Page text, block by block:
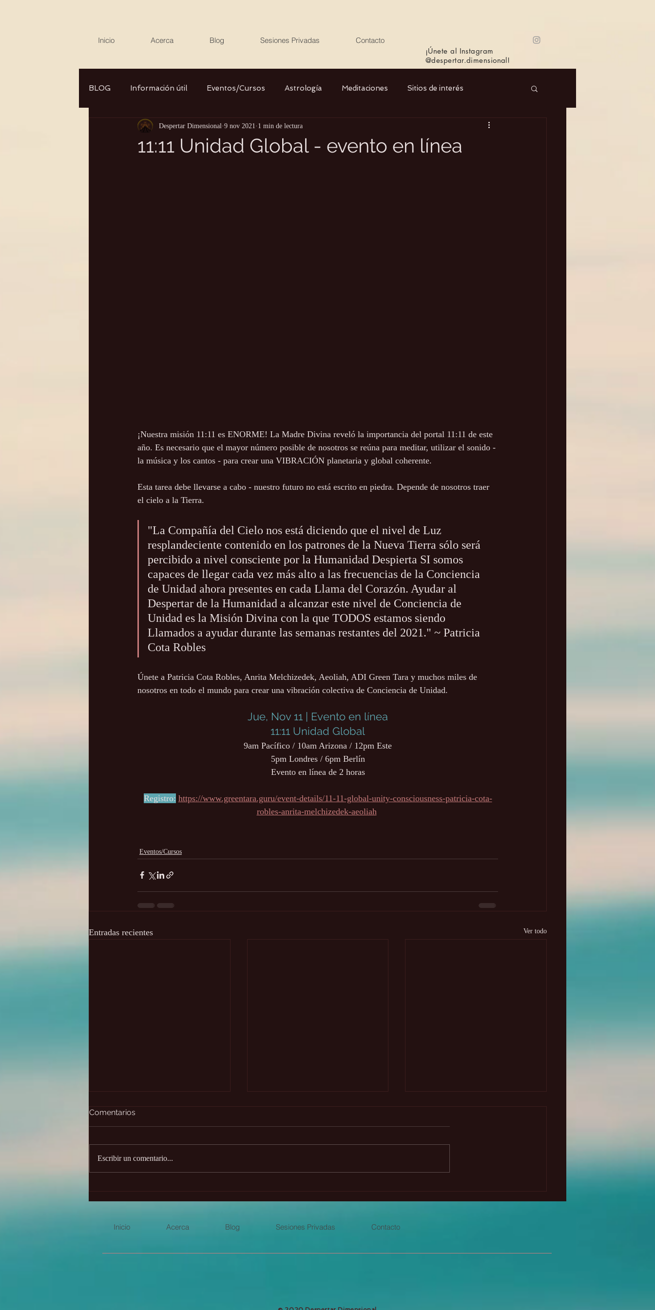
Inicio Acerca Blog Sesiones Privadas
Contacto
¡Únete al Instagram
@despertar.dimensional!
BLOG Información útil Eventos/Cursos Astrología Meditaciones Sitios de interés
Canalizaciones/Entrevistas Libros Cristales Música
11:11 Unidad Global - evento en línea
Despertar Dimensional 9 nov 2021 1 min de lectura
¡Nuestra misión 11:11 es ENORME! La Madre Divina reveló la importancia del portal 11:11 de este
año. Es necesario que el mayor número posible de nosotros se reúna para meditar, utilizar el sonido -
la música y los cantos - para crear una VIBRACIÓN planetaria y global coherente.
Esta tarea debe llevarse a cabo - nuestro futuro no está escrito en piedra. Depende de nosotros traer
el cielo a la Tierra.
"La Compañía del Cielo nos está diciendo que el nivel de Luz
resplandeciente contenido en los patrones de la Nueva Tierra sólo será
percibido a nivel consciente por la Humanidad Despierta SI somos
capaces de llegar cada vez más alto a las frecuencias de la Conciencia
de Unidad ahora presentes en cada Llama del Corazón. Ayudar al
Despertar de la Humanidad a alcanzar este nivel de Conciencia de
Unidad es la Misión Divina con la que TODOS estamos siendo
Llamados a ayudar durante las semanas restantes del 2021." ~ Patricia
Cota Robles
Únete a Patricia Cota Robles, Anrita Melchizedek, Aeoliah, ADI Green Tara y muchos miles de
nosotros en todo el mundo para crear una vibración colectiva de Conciencia de Unidad.
Jue, Nov 11 | Evento en línea
11:11 Unidad Global
9am Pacífico / 10am Arizona / 12pm Este
﻿5pm Londres / 6pm Berlín
Evento en línea de 2 horas
Registro: https://www.greentara.guru/event-details/11-11-global-unity-consciousness-patricia-cota-
robles-anrita-melchizedek-aeoliah
Eventos/Cursos
Entradas recientes Ver todo
Comentarios
Escribir un comentario...
Inicio Acerca Blog Sesiones Privadas Contacto